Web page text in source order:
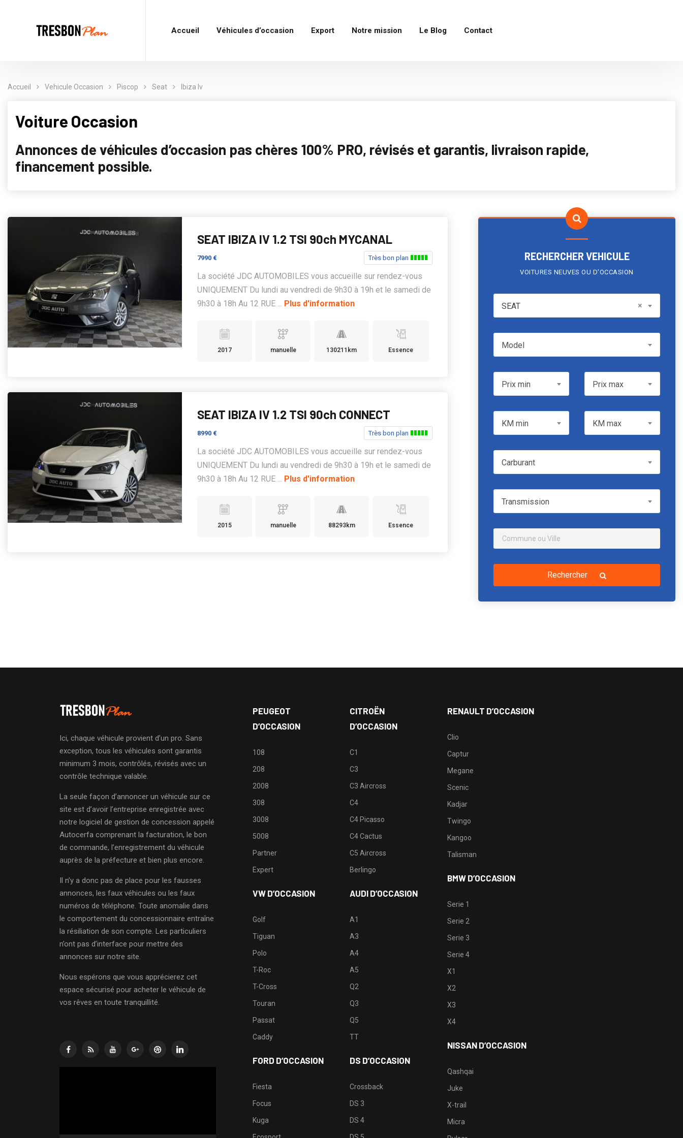
Accueil Véhicules d’occasion Export Notre mission Le Blog Contact
Accueil Vehicule Occasion Piscop Seat Ibiza Iv
Voiture Occasion
Annonces de véhicules d’occasion pas chères 100% PRO, révisés et garantis, livraison rapide,
financement possible.
SEAT IBIZA IV 1.2 TSI 90ch MYCANAL
7990 € Très bon plan
La société JDC AUTOMOBILES vous accueille sur rendez-vous
UNIQUEMENT Du lundi au vendredi de 9h30 à 19h et le samedi de
9h30 à 18h Au 12 RUE ... Plus d'information
2017 manuelle 130211km Essence
SEAT IBIZA IV 1.2 TSI 90ch CONNECT
8990 € Très bon plan
La société JDC AUTOMOBILES vous accueille sur rendez-vous
UNIQUEMENT Du lundi au vendredi de 9h30 à 19h et le samedi de
9h30 à 18h Au 12 RUE ... Plus d'information
2015 manuelle 88293km Essence
RECHERCHER VEHICULE
VOITURES NEUVES OU D'OCCASION
SEAT ×
SEAT
ModelModel
Prix minPrix min Prix maxPrix max
KM min KM max
CarburantCarburant
TransmissionTransmission
Rechercher
Ici, chaque véhicule provient d’un pro. Sans
exception, tous les véhicules sont garantis
minimum 3 mois, contrôlés, révisés avec un
contrôle technique valable.
La seule façon d’annoncer un véhicule sur ce
site est d’avoir l’entreprise enregistrée avec
notre logiciel de gestion de concession appelé
Autocerfa comprenant la facturation, le bon
de commande, l’enregistrement du véhicule
auprès de la préfecture et bien plus encore.
Il n’y a donc pas de place pour les fausses
annonces, les faux véhicules ou les faux
numéros de téléphone. Toute anomalie dans
le comportement du concessionnaire entraîne
la résiliation de son compte. Les particuliers
n’ont pas d’interface pour mettre des
annonces sur notre site.
Nous espérons que vous apprécierez cet
espace sécurisé pour acheter le véhicule de
vos rêves en toute tranquillité.
PEUGEOT
D’OCCASION
108
208
2008
308
3008
5008
Partner
Expert
VW D’OCCASION
Golf
Tiguan
Polo
T-Roc
T-Cross
Touran
Passat
Caddy
FORD D’OCCASION
Fiesta
Focus
Kuga
CITROËN
D’OCCASION
C1
C3
C3 Aircross
C4
C4 Picasso
C4 Cactus
C5 Aircross
Berlingo
AUDI D’OCCASION
A1
A3
A4
A5
Q2
Q3
Q5
TT
DS D’OCCASION
Crossback
DS 3
DS 4
RENAULT D’OCCASION
Clio
Captur
Megane
Scenic
Kadjar
Twingo
Kangoo
Talisman
BMW D’OCCASION
Serie 1
Serie 2
Serie 3
Serie 4
X1
X2
X3
X4
NISSAN D’OCCASION
Qashqai
Juke
X-trail
Micra